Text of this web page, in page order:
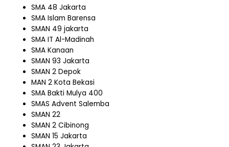
SMA 48 Jakarta
SMA Islam Barensa
SMAN 49 jakarta
SMA IT Al-Madinah
SMA Kanaan
SMAN 93 Jakarta
SMAN 2 Depok
MAN 2 Kota Bekasi
SMA Bakti Mulya 400
SMAS Advent Salemba
SMAN 22
SMAN 2 Cibinong
SMAN 15 Jakarta